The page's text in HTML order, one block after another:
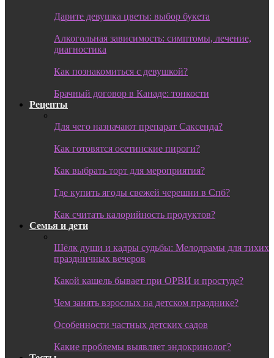
Дарите девушка цветы: выбор букета
Алкогольная зависимость: симптомы, лечение,
диагностика
Как познакомиться с девушкой?
Брачный договор в Канаде: тонкости
Рецепты
Для чего назначают препарат Саксенда?
Как готовятся осетинские пироги?
Как выбрать торт для мероприятия?
Где купить ягоды свежей черешни в Спб?
Как считать калорийность продуктов?
Семья и дети
Шёлк души и кадры судьбы: Мелодрамы для тихих
праздничных вечеров
Какой кашель бывает при ОРВИ и простуде?
Чем занять взрослых на детском празднике?
Особенности частных детских садов
Какие проблемы выявляет эндокринолог?